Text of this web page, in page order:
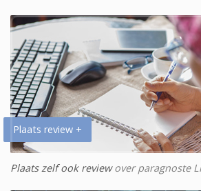
Plaats review +
Plaats zelf ook reviewover paragnoste